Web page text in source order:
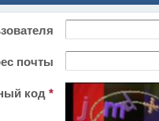
почты
код*